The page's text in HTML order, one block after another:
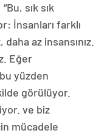
sık sık
İnsanları farklı
az insansınız.
Eğer
yüzden
görülüyor.
ve biz
mücadele